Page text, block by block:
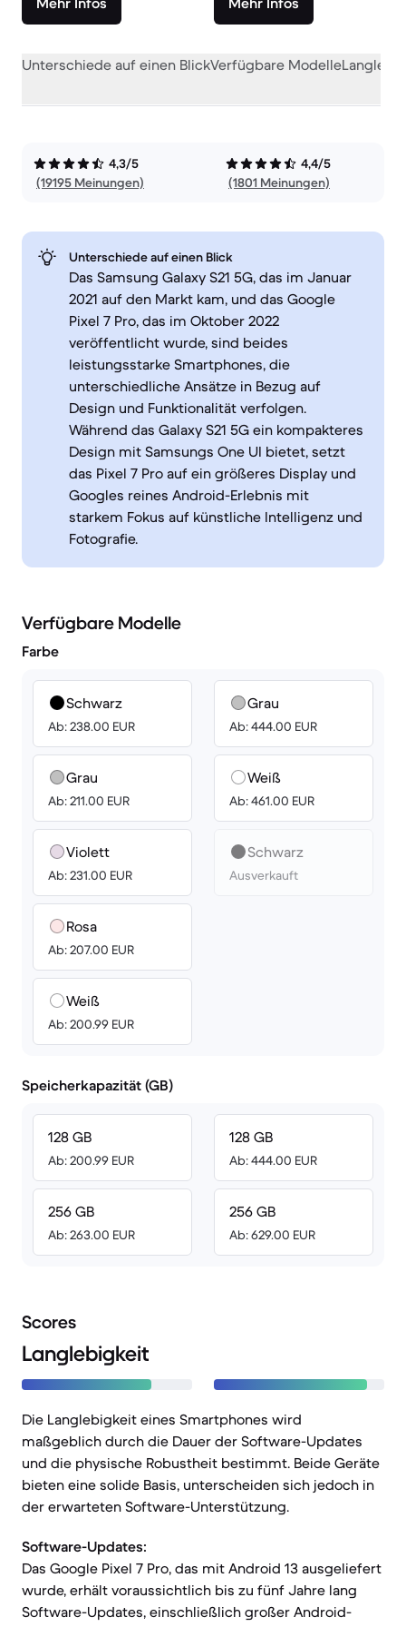
Unterschiede auf einen BlickVerfügbare Modelle
4,3/5
(19195 Meinungen)
4,4/5
(1801 Meinungen)
Unterschiede auf einen Blick
Das Samsung Galaxy S21 5G, das im Januar
2021 auf den Markt kam, und das Google
Pixel 7 Pro, das im Oktober 2022
veröffentlicht wurde, sind beides
leistungsstarke Smartphones, die
unterschiedliche Ansätze in Bezug auf
Design und Funktionalität verfolgen.
Während das Galaxy S21 5G ein kompakteres
Design mit Samsungs One UI bietet, setzt
das Pixel 7 Pro auf ein größeres Display und
Googles reines Android-Erlebnis mit
starkem Fokus auf künstliche Intelligenz und
Fotografie.
Verfügbare Modelle
Farbe
Schwarz
Ab: 238.00 EUR
Grau
Ab: 211.00 EUR
Violett
Ab: 231.00 EUR
Rosa
Ab: 207.00 EUR
Weiß
Ab: 200.99 EUR
Grau
Ab: 444.00 EUR
Weiß
Ab: 461.00 EUR
Schwarz
Ausverkauft
Speicherkapazität (GB)
128 GB
Ab: 200.99 EUR
256 GB
Ab: 263.00 EUR
128 GB
Ab: 444.00 EUR
256 GB
Ab: 629.00 EUR
Scores
Langlebigkeit
Die Langlebigkeit eines Smartphones wird
maßgeblich durch die Dauer der Software-Updates
und die physische Robustheit bestimmt. Beide Geräte
bieten eine solide Basis, unterscheiden sich jedoch in
der erwarteten Software-Unterstützung.
Software-Updates:
Das Google Pixel 7 Pro, das mit Android 13 ausgeliefert
wurde, erhält voraussichtlich bis zu fünf Jahre lang
Software-Updates, einschließlich großer Android-